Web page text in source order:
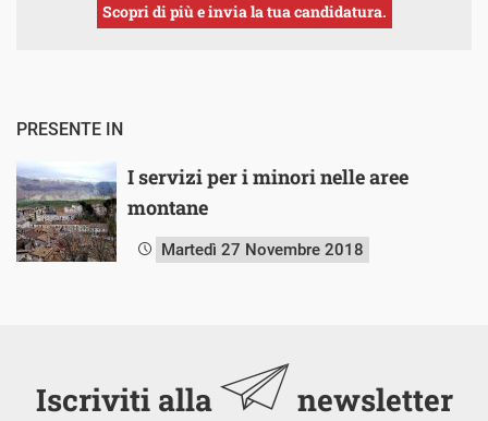
Scopri di più e invia la tua candidatura.
PRESENTE IN
I servizi per i minori nelle aree
montane
Martedì 27 Novembre 2018
Iscriviti alla newsletter